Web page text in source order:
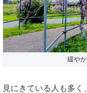
緩や
見にきている人も多